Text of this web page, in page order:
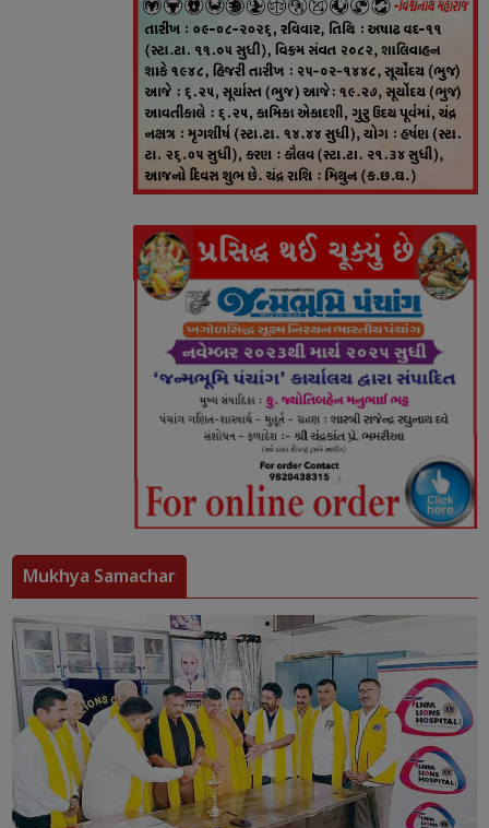
Mukhya Samachar